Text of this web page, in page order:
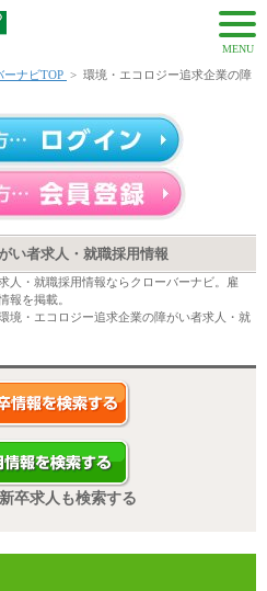
MENU
ナビTOP > 環境・エコロジー追求企業の障
い者求人・就職採用情報
人・就職採用情報ならクローバーナビ。雇
報を掲載。
境・エコロジー追求企業の障がい者求人・就
卒求人も検索する